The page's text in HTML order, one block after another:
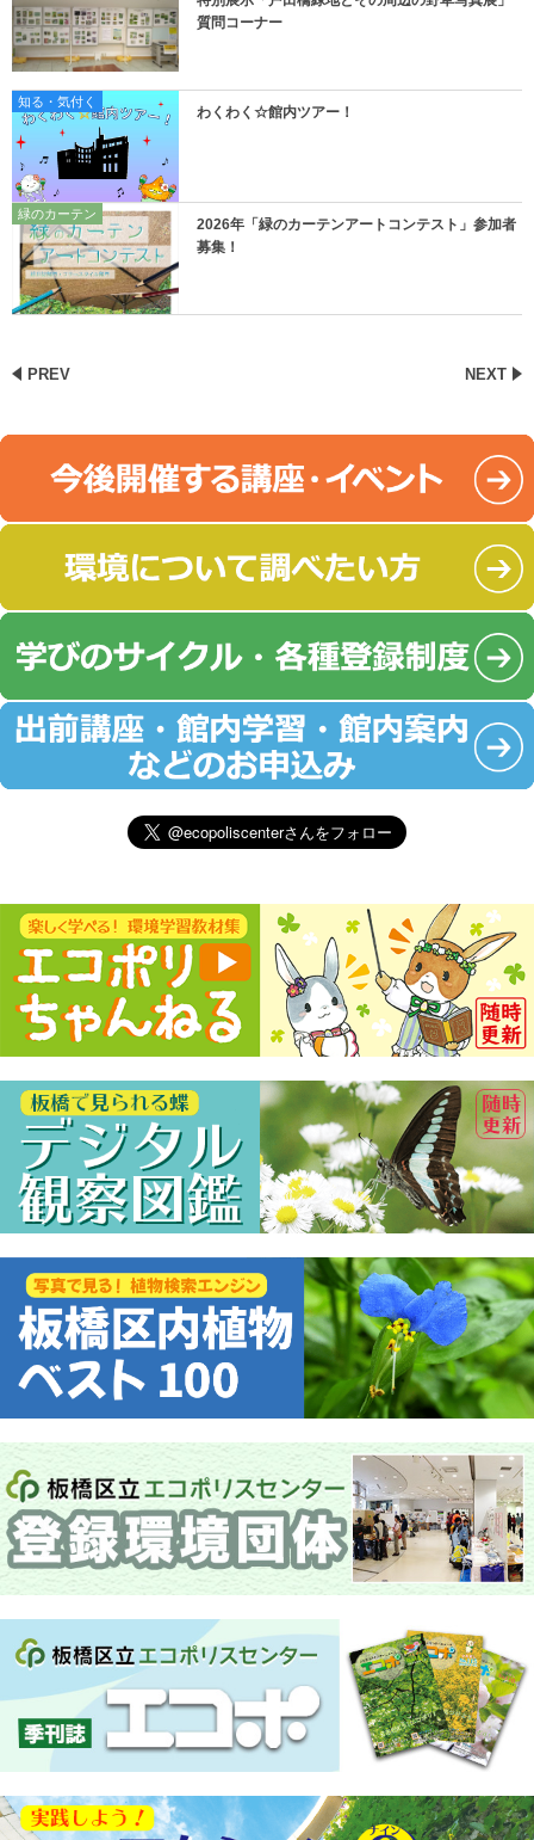
質問コーナー
知る・気付く
わくわく☆館内ツアー！
緑のカーテン
2026年「緑のカーテンアートコンテスト」参加者
募集！
PREV NEXT